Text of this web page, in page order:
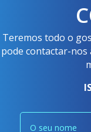
Teremos todo o
pode contactar-